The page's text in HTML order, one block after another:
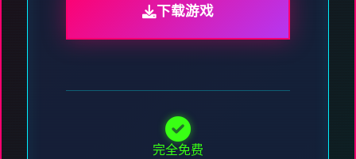
下载游戏
完全免费